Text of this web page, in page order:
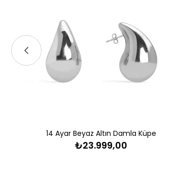
14 Ayar Beyaz Altın Damla Küpe
₺23.999,00